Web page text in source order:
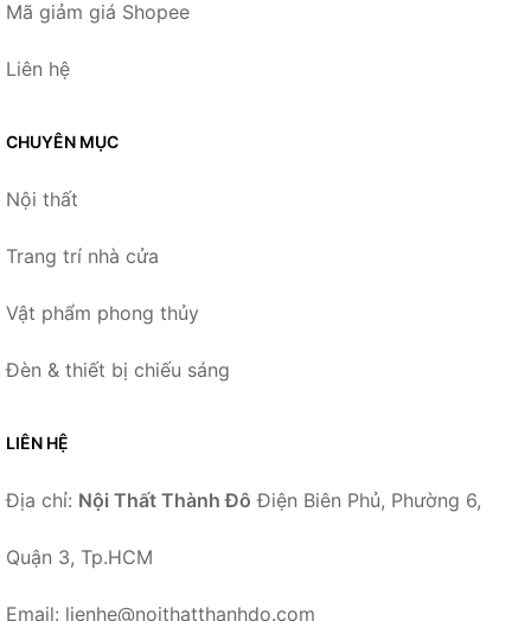
Mã giảm giá Shopee
Liên hệ
CHUYÊN MỤC
Nội thất
Trang trí nhà cửa
Vật phẩm phong thủy
Đèn & thiết bị chiếu sáng
LIÊN HỆ
Địa chỉ: Nội Thất Thành Đô Điện Biên Phủ, Phường 6,
Quận 3, Tp.HCM
Email: lienhe@noithatthanhdo.com